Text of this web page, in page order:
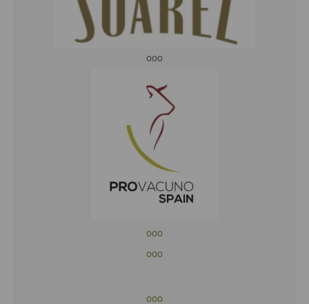
ooo
ooo
ooo
ooo